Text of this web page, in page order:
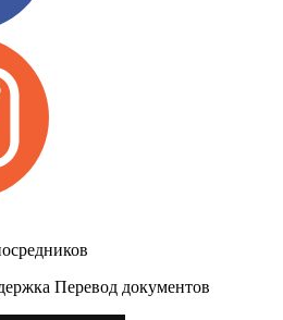
Перевод документов